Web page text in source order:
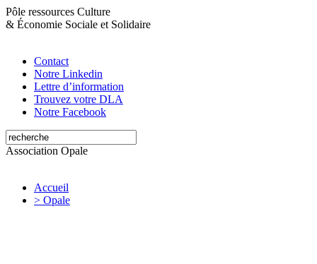
Pôle ressources Culture
& Économie Sociale et Solidaire
Contact
Notre Linkedin
Lettre d’information
Trouvez votre DLA
Notre Facebook
Association Opale
Accueil
> Opale